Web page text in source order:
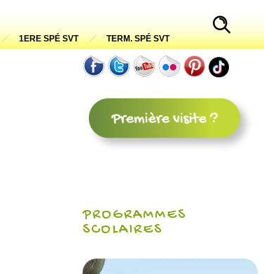
1ERE SPÉ SVT TERM. SPÉ SVT
PROGRAMMES
SCOLAIRES